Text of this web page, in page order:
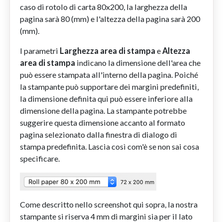
caso di rotolo di carta 80x200, la larghezza della
pagina sarà 80 (mm) e l'altezza della pagina sarà 200
(mm).
I parametri Larghezza area di stampa eAltezza
area di stampa indicano la dimensione dell'area che
può essere stampata all'interno della pagina. Poiché
la stampante può supportare dei margini predefiniti,
la dimensione definita qui può essere inferiore alla
dimensione della pagina. La stampante potrebbe
suggerire questa dimensione accanto al formato
pagina selezionato dalla finestra di dialogo di
stampa predefinita. Lascia così com'è se non sai cosa
specificare.
Come descritto nello screenshot qui sopra, la nostra
stampante si riserva 4 mm di margini sia per il lato